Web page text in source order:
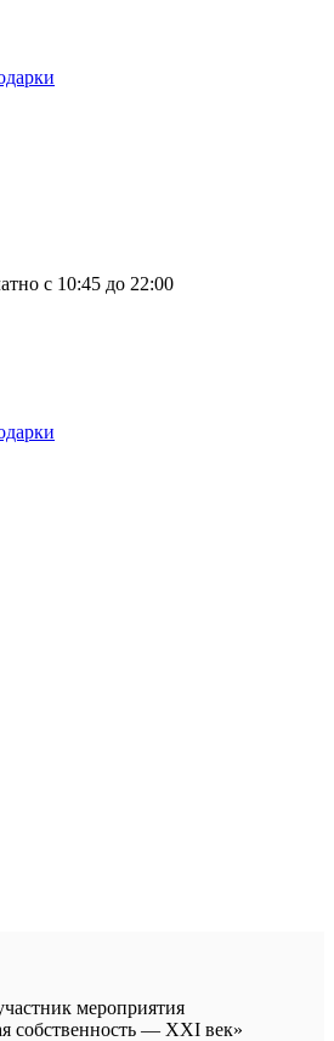
c 10:45 до 22:00
мероприятия
собственность — XXI век»